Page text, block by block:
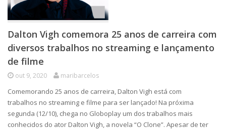
Dalton Vigh comemora 25 anos de carreira com
diversos trabalhos no streaming e lançamento
de filme
out 9, 2020 maribarcelos
Comemorando 25 anos de carreira, Dalton Vigh está com
trabalhos no streaming e filme para ser lançado! Na próxima
segunda (12/10), chega no Globoplay um dos trabalhos mais
conhecidos do ator Dalton Vigh, a novela “O Clone”. Apesar de ter